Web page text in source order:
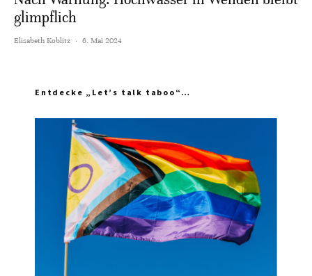
glimpflich
Elisabeth Koblitz · 6. Mai 2024
Entdecke „Let’s talk taboo“…